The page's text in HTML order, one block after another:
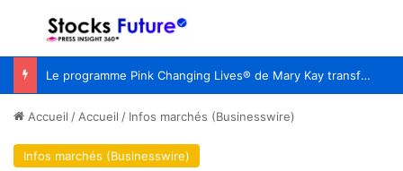
Menu
Le programme Pink Changing Lives® de Mary Kay transforme une cause en un impact mesurable pour les femmes du monde entier
Accueil /Accueil / Infos marchés (Businesswire)
Infos marchés (Businesswire)